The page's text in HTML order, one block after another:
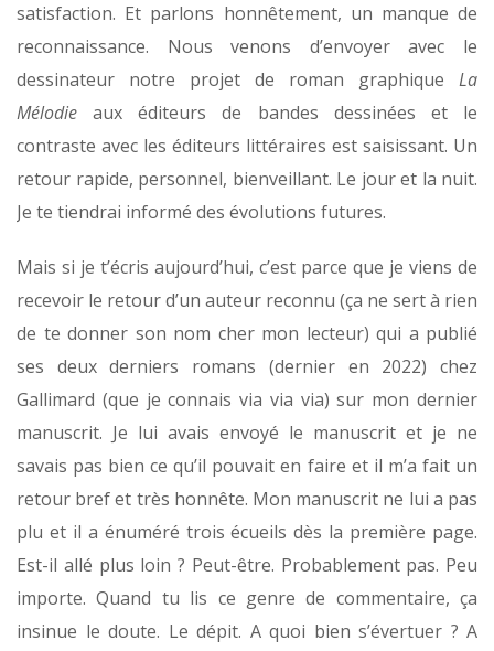
satisfaction. Et parlons honnêtement, un manque de
reconnaissance. Nous venons d’envoyer avec le
dessinateur notre projet de roman graphique La
Mélodieaux éditeurs de bandes dessinées et le
contraste avec les éditeurs littéraires est saisissant. Un
retour rapide, personnel, bienveillant. Le jour et la nuit.
Je te tiendrai informé des évolutions futures.
Mais si je t’écris aujourd’hui, c’est parce que je viens de
recevoir le retour d’un auteur reconnu (ça ne sert à rien
de te donner son nom cher mon lecteur) qui a publié
ses deux derniers romans (dernier en 2022) chez
Gallimard (que je connais via via via) sur mon dernier
manuscrit. Je lui avais envoyé le manuscrit et je ne
savais pas bien ce qu’il pouvait en faire et il m’a fait un
retour bref et très honnête. Mon manuscrit ne lui a pas
plu et il a énuméré trois écueils dès la première page.
Est-il allé plus loin ? Peut-être. Probablement pas. Peu
importe. Quand tu lis ce genre de commentaire, ça
insinue le doute. Le dépit. A quoi bien s’évertuer ? A